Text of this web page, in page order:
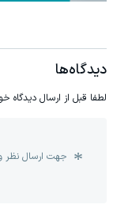
دیدگاه‌ها
لطفا قبل از ارسال دیدگاه
جهت ارسال نظر